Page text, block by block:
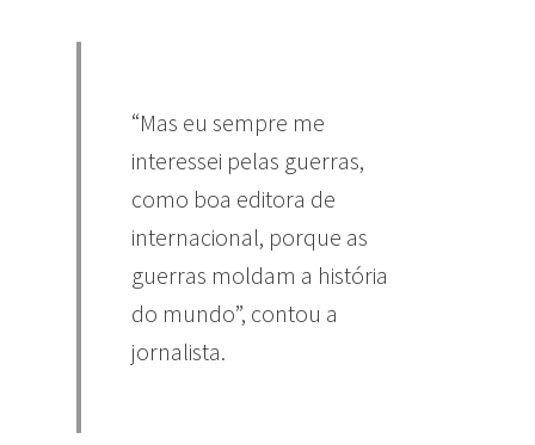
“Mas eu sempre me
interessei pelas guerras,
como boa editora de
internacional, porque as
guerras moldam a história
do mundo”, contou a
jornalista.